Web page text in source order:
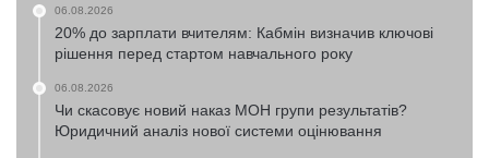
06.08.2026
20% до зарплати вчителям: Кабмін визначив ключові
рішення перед стартом навчального року
06.08.2026
Чи скасовує новий наказ МОН групи результатів?
Юридичний аналіз нової системи оцінювання